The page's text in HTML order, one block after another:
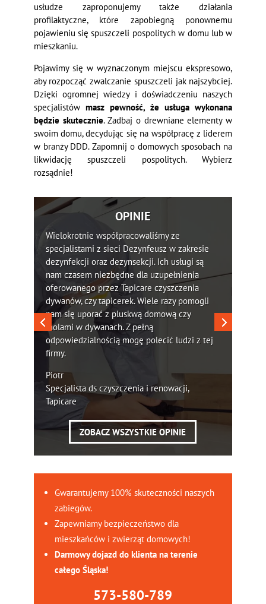
usłudze zaproponujemy także działania
profilaktyczne, które zapobiegną ponownemu
pojawieniu się spuszczeli pospolitych w domu lub w
mieszkaniu.
Pojawimy się w wyznaczonym miejscu ekspresowo,
aby rozpocząć zwalczanie spuszczeli jak najszybciej.
Dzięki ogromnej wiedzy i doświadczeniu naszych
specjalistów masz pewność, że usługa wykonana
będzie skutecznie. Zadbaj o drewniane elementy w
swoim domu, decydując się na współpracę z liderem
w branży DDD. Zapomnij o domowych sposobach na
likwidację spuszczeli pospolitych. Wybierz
rozsądnie!
OPINIE
Wielokrotnie współpracowaliśmy ze
specjalistami z sieci Dezynfeusz w zakresie
dezynfekcji oraz dezynsekcji. Ich usługi są
nam czasem niezbędne dla uzupełnienia
oferowanego przez Tapicare czyszczenia
dywanów, czy tapicerek. Wiele razy pomogli
nam się uporać z pluskwą domową czy
molami w dywanach. Z pełną
odpowiedzialnością mogę polecić ludzi z tej
firmy.
Piotr
Specjalista ds czyszczenia i renowacji,
Tapicare
ZOBACZ WSZYSTKIE OPINIE
Gwarantujemy 100% skuteczności naszych
zabiegów.
Zapewniamy bezpieczeństwo dla
mieszkańców i zwierząt domowych!
Darmowy dojazd do klienta na terenie
całego Śląska!
573-580-789